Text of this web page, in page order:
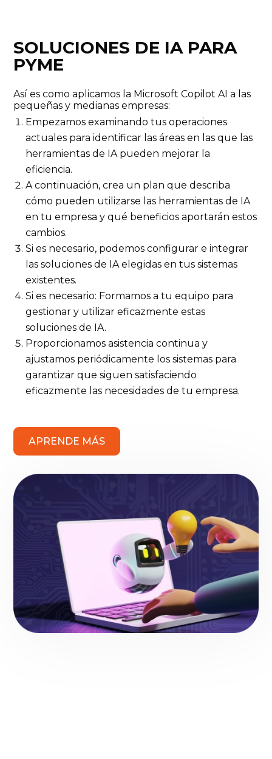
SOLUCIONES DE IA PARA
PYME
Así es como aplicamos la Microsoft Copilot AI a las
pequeñas y medianas empresas:
Empezamos examinando tus operaciones
actuales para identificar las áreas en las que las
herramientas de IA pueden mejorar la
eficiencia.
A continuación, crea un plan que describa
cómo pueden utilizarse las herramientas de IA
en tu empresa y qué beneficios aportarán estos
cambios.
Si es necesario, podemos configurar e integrar
las soluciones de IA elegidas en tus sistemas
existentes.
Si es necesario: Formamos a tu equipo para
gestionar y utilizar eficazmente estas
soluciones de IA.
Proporcionamos asistencia continua y
ajustamos periódicamente los sistemas para
garantizar que siguen satisfaciendo
eficazmente las necesidades de tu empresa.
APRENDE MÁS